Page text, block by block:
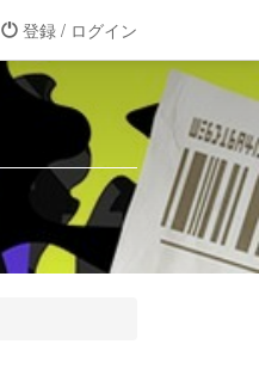
登録 / ログイン